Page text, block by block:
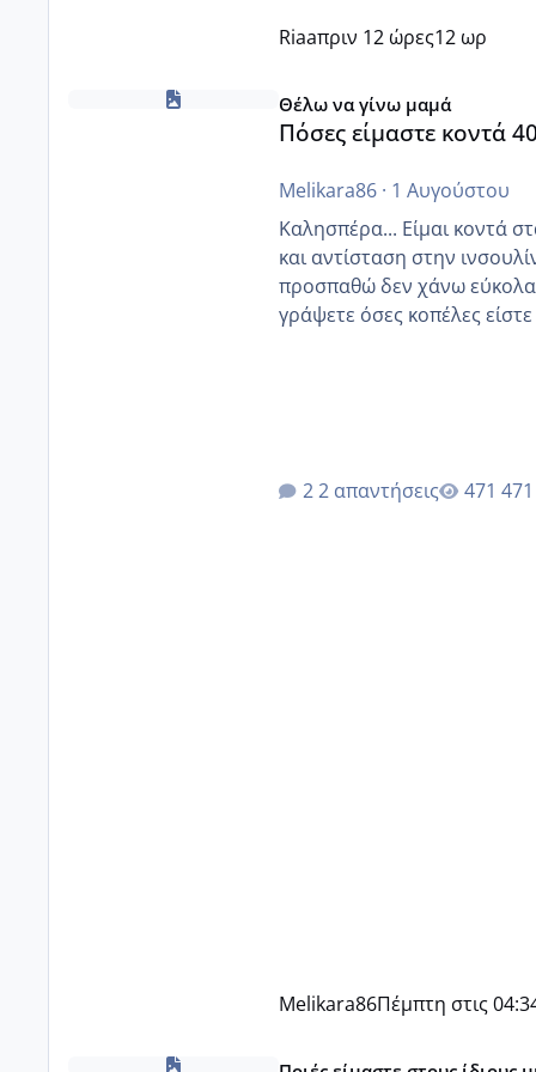
Riaaπριν 12 ώρες12 ωρ
Πόσες είμαστε κοντά 40 και προσπαθούμε;;
Θέλω να γίνω μαμά
Πόσες είμαστε κοντά
Melikara86· 1 Αυγούστου
Καλησπέρα... Είμαι κοντά στα 40.
και αντίσταση στην
προσπαθώ δεν χάνω εύκολα! Προσπαθώ για ακόμη ένα παιδί εδώ και 1,5 χρόνο!
γράψετε όσες κοπέλες είστε σε παρόμοια
2 απαντήσεις
Melikara86Πέμπτη στις
Μωράκια Δεκεμβρίου 2026